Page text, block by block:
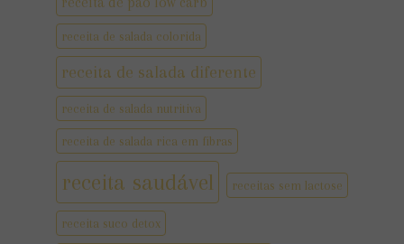
receita de salada colorida
receita de salada diferente
receita de salada nutritiva
receita de salada rica em fibras
receita saudável receitas sem lactose
receita suco detox